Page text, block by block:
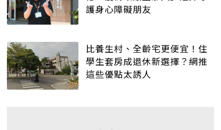
護身心障礙朋友
比養生村、全齡宅更便宜！住
學生套房成退休新選擇？網推
這些優點太誘人